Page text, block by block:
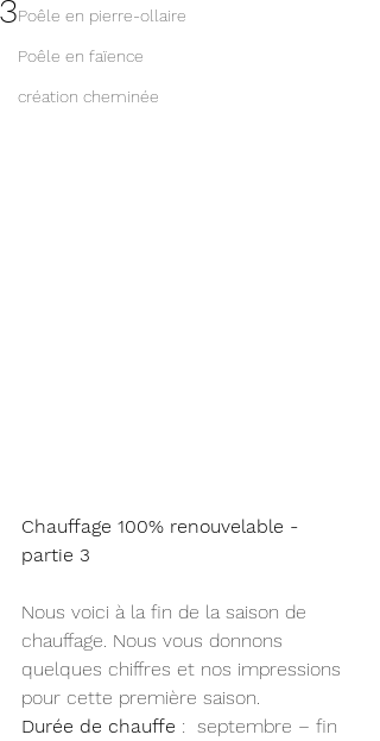
Poêle en pierre-ollaire
Poêle en faïence
création cheminée
3
Chauffage 100% renouvelable -
partie 3
Nous voici à la fin de la saison de
chauffage. Nous vous donnons
quelques chiffres et nos impressions
pour cette première saison.
Durée de chauffe :  septembre – fin